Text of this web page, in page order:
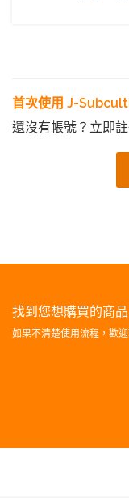
首次使用 J-
還沒有帳號？立即
找到您想購買的商品
如果不清楚使用流程，歡